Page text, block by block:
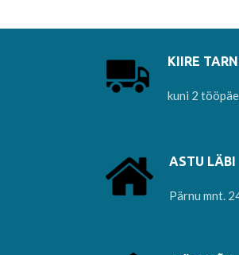
KIIRE
kuni 2
ASTU LÄBI
Pärnu mnt.